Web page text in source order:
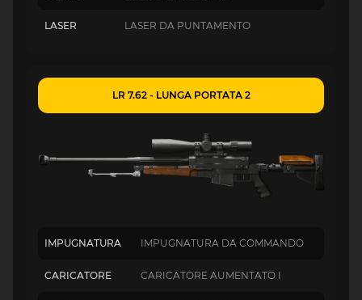
LASER LASER DA PUNTAMENTO
LR 7.62 - LUNGA PORTATA 2
IMPUGNATURA IMPUGNATURA DA COMMANDO
CARICATORE CARICATORE AUMENTATO I